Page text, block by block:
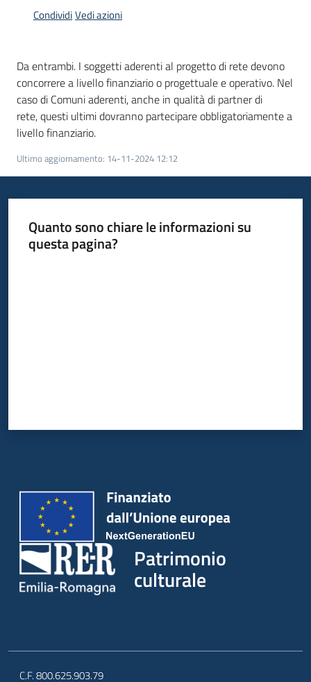
CondividiVedi azioni
Da entrambi. I soggetti aderenti al progetto di rete devono
concorrere a livello finanziario o progettuale e operativo. Nel
caso di Comuni aderenti, anche in qualità di partner di
rete, questi ultimi dovranno partecipare obbligatoriamente a
livello finanziario.
Ultimo aggiornamento: 14-11-2024 12:12
Quanto sono chiare le informazioni su
questa pagina?
Patrimonio
culturale
C.F. 800.625.903.79